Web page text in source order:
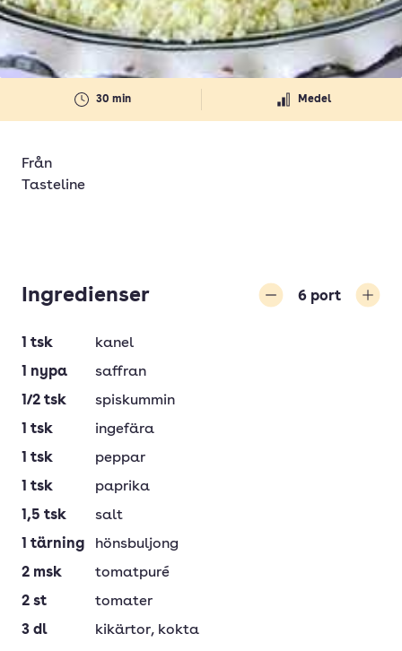
30 min Medel
Från
Tasteline
Ingredienser 6 port
1 tsk
kanel
1 nypa
saffran
1/2 tsk
spiskummin
1 tsk
ingefära
1 tsk
peppar
1 tsk
paprika
1,5 tsk
salt
1 tärning
hönsbuljong
2 msk
tomatpuré
2 st
tomater
3 dl kikärtor, kokta